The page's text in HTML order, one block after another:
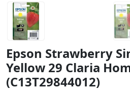
Epson Strawberry
Yellow 29 Claria
(C13T29844012)